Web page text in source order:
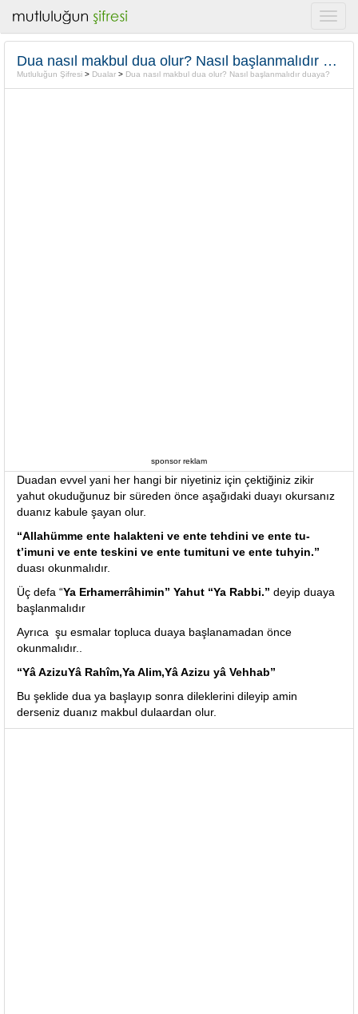
Dua nasıl makbul dua olur? Nasıl başlanmalıdır duaya?
Mutluluğun Şifresi > Dualar > Dua nasıl makbul dua olur? Nasıl başlanmalıdır duaya?
sponsor reklam
Duadan evvel yani her hangi bir niyetiniz için çektiğiniz zikir
yahut okuduğunuz bir süreden önce aşağıdaki duayı okursanız
duanız kabule şayan olur.
“Allahümme ente halakteni ve ente tehdini ve ente tu-
t’imuni ve ente teskini ve ente tumituni ve ente tuhyin.”
duası okunmalıdır.
Üç defa “Ya Erhamerrâhimin” Yahut “Ya Rabbi.” deyip duaya
başlanmalıdır
Ayrıca şu esmalar topluca duaya başlanamadan önce
okunmalıdır..
“Yâ AzizuYâ Rahîm,Ya Alim,Yâ Azizu yâ Vehhab”
Bu şeklide dua ya başlayıp sonra dileklerini dileyip amin
derseniz duanız makbul dulaardan olur.